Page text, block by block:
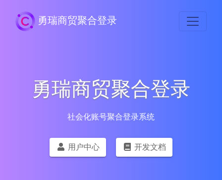
勇瑞商贸聚合登录
勇瑞商贸聚合登录
社会化账号聚合登录系统
用户中心 开发文档